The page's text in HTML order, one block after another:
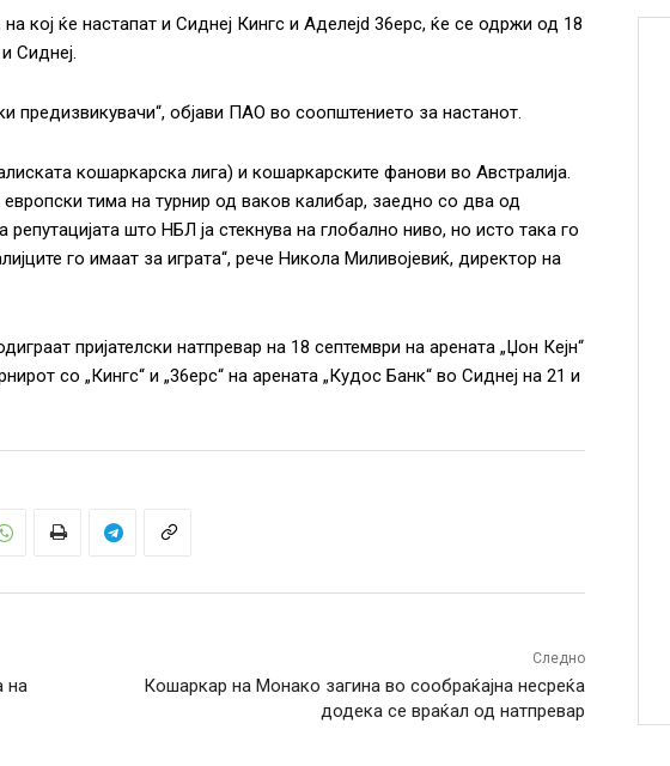
кој ќе настапат и Сиднеј Кингс и Аделejd 36ерс, ќе се одржи од 18
Сиднеј.
предизвикувачи“, објави ПАО во соопштението за настанот.
кошаркарска лига) и кошаркарските фанови во Австралија.
тима на турнир од ваков калибар, заедно со два од
репутацијата што НБЛ ја стекнува на глобално ниво, но исто така го
го имаат за играта“, рече Никола Миливојевиќ, директор на
пријателски натпревар на 18 септември на арената „Џон Кејн“
со „Кингс“ и „36ерс“ на арената „Кудос Банк“ во Сиднеј на 21 и
на
Следно
Кошаркар на Монако загина во сообраќајна несреќа
додека се враќал од натпревар